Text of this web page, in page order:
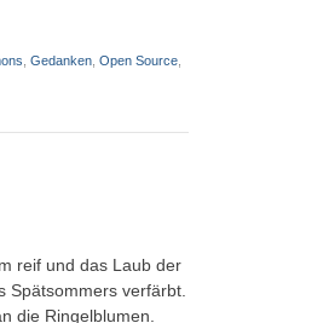
Gedanken Open Source
reif und das Laub der
Spätsommers verfärbt.
die Ringelblumen.